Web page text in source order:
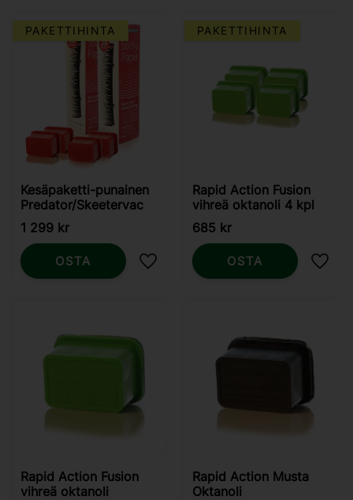
Kesäpaketti-punainen
Predator/Skeetervac
1 299 kr
PAKETTIHINTA
Lisää suosikiksi
OSTA
Rapid Action Fusion
vihreä oktanoli 4 kpl
685 kr
PAKETTIHINTA
OSTA
Rapid Action Fusion
vihreä oktanoli
Rapid Action Musta
Oktanoli